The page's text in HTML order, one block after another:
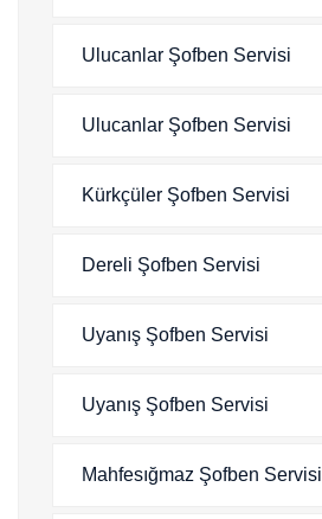
Ulucanlar Şofben Servisi
Ulucanlar Şofben Servisi
Kürkçüler Şofben Servisi
Dereli Şofben Servisi
Uyanış Şofben Servisi
Uyanış Şofben Servisi
Mahfesığmaz Şofben Servisi